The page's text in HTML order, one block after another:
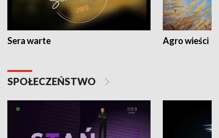
Sera warte Agro wieści
SPOŁECZEŃSTWO